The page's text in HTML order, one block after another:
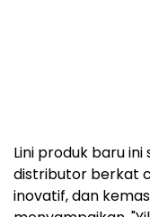
Lini produk baru
distributor berkat
inovatif, dan